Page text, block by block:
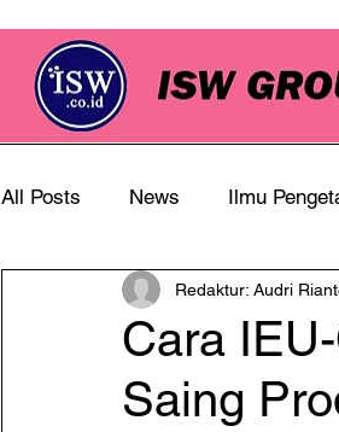
All Posts News Ilmu
Info Perkebunan
Cara
Saing
Redaktur: Audri